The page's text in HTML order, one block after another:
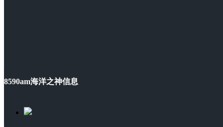
8590am海洋之神信息